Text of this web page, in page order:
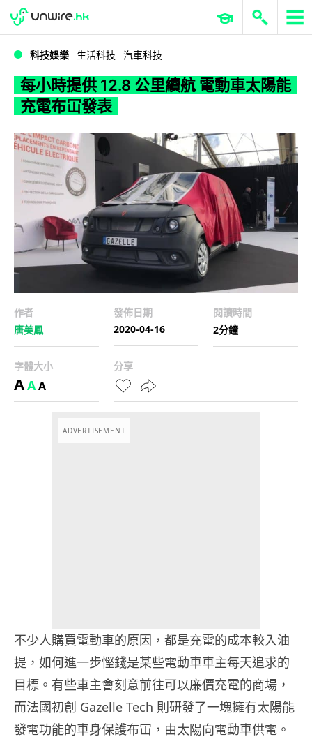
WWDC 2026 ERP 與商業 AI
科技娛樂 生活科技 汽車科技
每小時提供 12.8 公里續航 電動車太陽能
充電布冚發表
作者
唐美鳳
發佈日期
2020-04-16
閱讀時間
2分鐘
字體大小
AAA
分享
ADVERTISEMENT
不少人購買電動車的原因，都是充電的成本較入油
提，如何進一步慳錢是某些電動車車主每天追求的
目標。有些車主會刻意前往可以廉價充電的商場，
而法國初創 Gazelle Tech 則研發了一塊擁有太陽能
發電功能的車身保護布冚，由太陽向電動車供電。